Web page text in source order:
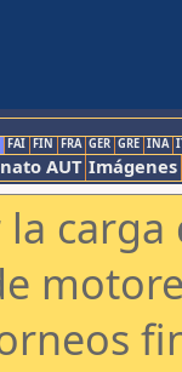
FAI FIN FRA GER GRE INA
AUT Imágenes